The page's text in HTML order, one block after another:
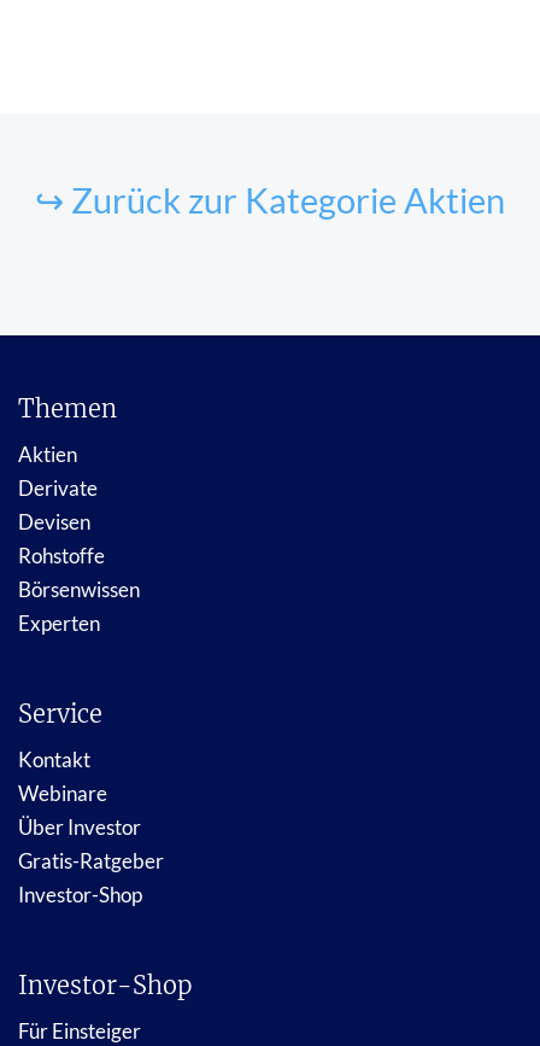
↪ Zurück zur Kategorie Aktien
Themen
Aktien
Derivate
Devisen
Rohstoffe
Börsenwissen
Experten
Service
Kontakt
Webinare
Über Investor
Gratis-Ratgeber
Investor-Shop
Investor-Shop
Für Einsteiger